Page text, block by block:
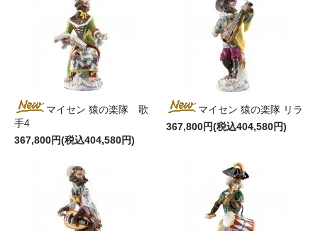
マイセン 猿の楽隊 歌
手4
367,800円(税込404,580円)
マイセン 猿の楽隊 リラ
367,800円(税込404,580円)